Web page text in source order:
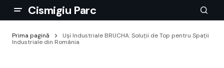
Cismigiu Parc
Prima pagină
Uși Industriale BRUCHA: Soluții de Top pentru Spații
Industriale din România